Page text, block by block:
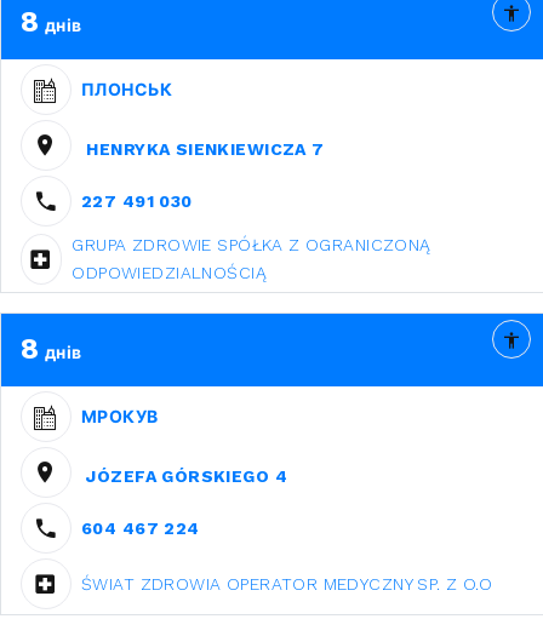
8 днів
ПЛОНСЬК
HENRYKA SIENKIEWICZA 7
227 491 030
GRUPA ZDROWIE SPÓŁKA Z OGRANICZONĄ
ODPOWIEDZIALNOŚCIĄ
8 днів
МРОКУВ
JÓZEFA GÓRSKIEGO 4
604 467 224
ŚWIAT ZDROWIA OPERATOR MEDYCZNY SP. Z O.O